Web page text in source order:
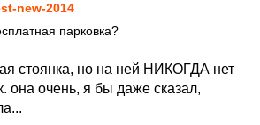
new-2014
парковка?
стоянка, но на ней НИКОГДА нет
она очень, я бы даже сказал,